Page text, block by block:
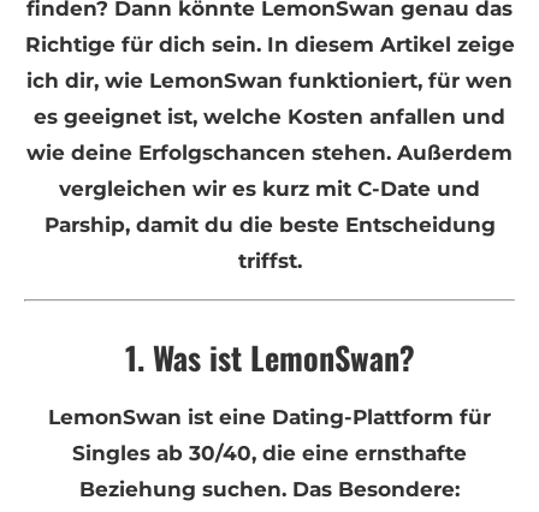
finden? Dann könnte LemonSwan genau das
Richtige für dich sein. In diesem Artikel zeige
ich dir, wie LemonSwan funktioniert, für wen
es geeignet ist, welche Kosten anfallen und
wie deine Erfolgschancen stehen. Außerdem
vergleichen wir es kurz mit C-Date und
Parship, damit du die beste Entscheidung
triffst.
1. Was ist LemonSwan?
LemonSwan ist eine Dating-Plattform für
Singles ab 30/40, die eine ernsthafte
Beziehung suchen. Das Besondere: